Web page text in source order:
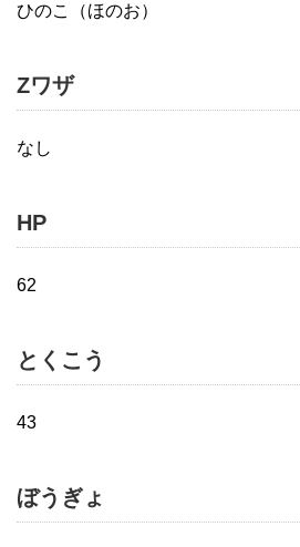
ひのこ（ほのお）
Zワザ
なし
HP
62
とくこう
43
ぼうぎょ